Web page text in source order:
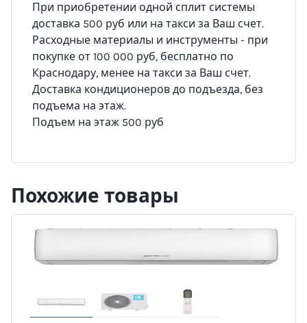
При приобретении одной сплит системы
доставка 500 руб или на такси за Ваш счет.
Расходные материалы и инструменты - при
покупке от 100 000 руб, бесплатно по
Краснодару, менее на такси за Ваш счет.
Доставка кондиционеров до подъезда, без
подъема на этаж.
Подъем на этаж 500 руб
Похожие товары